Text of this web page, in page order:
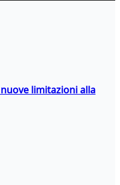
limitazioni alla